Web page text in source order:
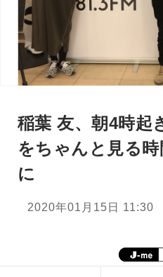
稲葉 友、朝4時起
をちゃんと見る
に
2020年01月15日 11:30